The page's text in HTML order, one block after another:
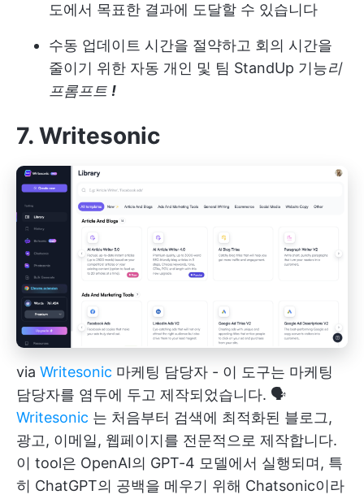
도에서 목표한 결과에 도달할 수 있습니다
수동 업데이트 시간을 절약하고 회의 시간을
줄이기 위한 자동 개인 및 팀 StandUp 기능리
프롬프트 !
7. Writesonic
via Writesonic 마케팅 담당자 - 이 도구는 마케팅
담당자를 염두에 두고 제작되었습니다. 🗣️
Writesonic 는 처음부터 검색에 최적화된 블로그,
광고, 이메일, 웹페이지를 전문적으로 제작합니다.
이 tool은 OpenAI의 GPT-4 모델에서 실행되며, 특
히 ChatGPT의 공백을 메우기 위해 Chatsonic이라